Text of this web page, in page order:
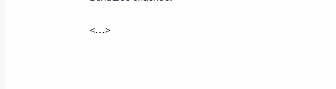
31 января 2022 года, 13:45
<…>